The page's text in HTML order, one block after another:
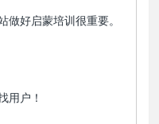
好启蒙培训很重要。
用户！